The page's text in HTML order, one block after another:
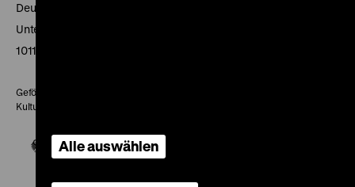
Deutsches Historisches Museum
Unter den Linden 2
10117 Berlin
Gefördert mit Mitteln des Beauftragten der Bundesregierung für
Kultur und Medien
Alle auswählen